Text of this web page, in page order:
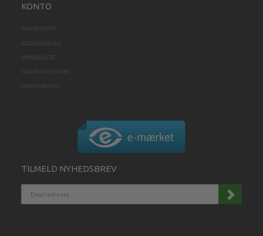
KONTO
MIN KONTO
ADRESSEBOG
ØNSKELISTE
ORDREHISTORIK
NYHEDSBREV
TILMELD NYHEDSBREV
ADRESSE